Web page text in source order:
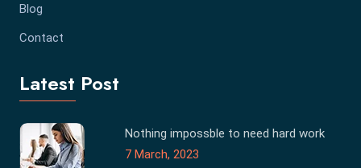
Blog
Contact
Latest Post
Nothing impossble to need hard work
7 March, 2023